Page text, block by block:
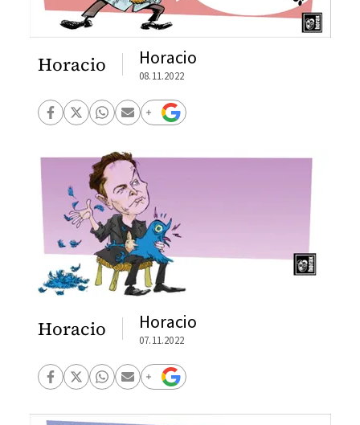
Horacio Horacio
08.11.2022
Horacio Horacio
07.11.2022